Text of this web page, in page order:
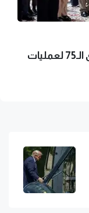
مصر والأمم المتحدة تحتفلان بالذكرى الـ75 لعمليات